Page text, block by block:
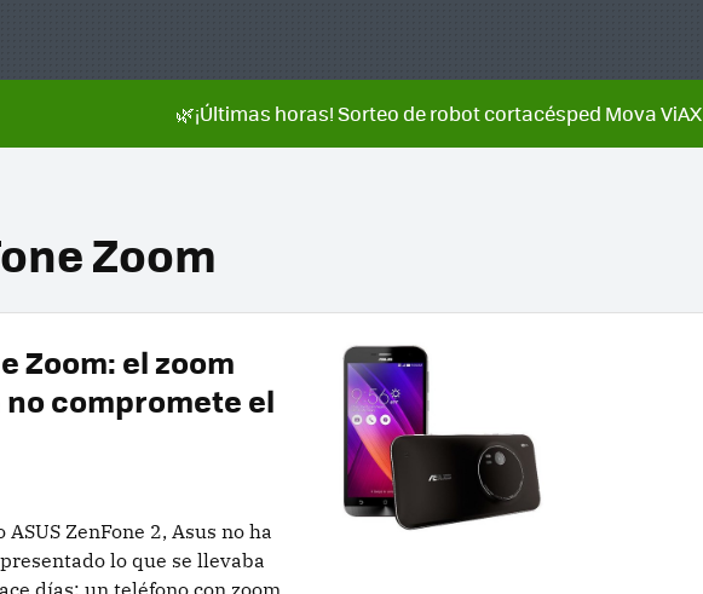
🌿¡Últimas horas! Sorteo de robot cortacésped Mova ViAX
Zoom
Zoom: el zoom
compromete el
ZenFone 2, Asus no ha
lo que se llevaba
días: un teléfono con zoom